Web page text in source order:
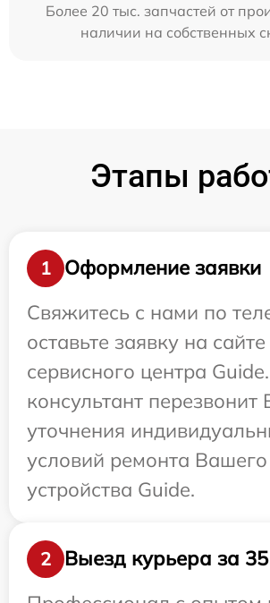
Более 20 тыс. запчастей от
наличии на собственных
Этапы
1
Оформление заявки
Свяжитесь с нами по
оставьте заявку на сайте
сервисного центра
консультант перезвонит
уточнения
условий ремонта Вашего
устройства Guide.
2
Выезд курьера за